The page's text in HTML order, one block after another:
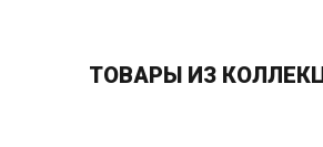
ТОВАРЫ ИЗ